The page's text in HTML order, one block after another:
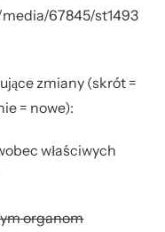
67845/st1493
zmiany (skrót =
= nowe):
właściwych
organom